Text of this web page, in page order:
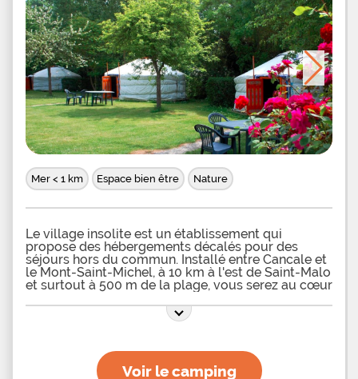
Mer < 1 km Espace bien être Nature
Le village insolite est un établissement qui
propose des hébergements décalés pour des
séjours hors du commun. Installé entre Cancale et
le Mont-Saint-Michel, à 10 km à l'est de Saint-Malo
et surtout à 500 m de la plage, vous serez au cœur
de passer vos vacances ici c'est faire le choix de
vous ressourcer et surtout de vous dépayser
proposées. Sélectionnez une yourte si vous
souhaitez faire un bon de 2000 ans en arrière avec
des spiritualités chamaniques. Vous séjournerez
Voir le camping